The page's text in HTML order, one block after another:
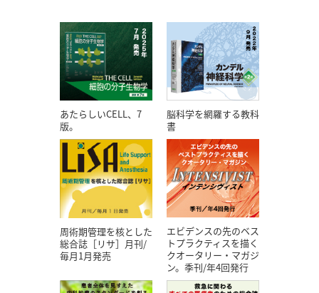
あたらしいCELL、7
版。
脳科学を網羅する教科
書
周術期管理を核とした
総合誌［リサ］月刊/
毎月1月発売
エビデンスの先のベス
トプラクティスを描く
クオータリー・マガジ
ン。季刊/年4回発行